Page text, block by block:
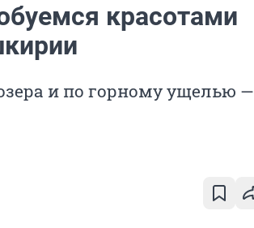
красотами
и по горному ущелью —